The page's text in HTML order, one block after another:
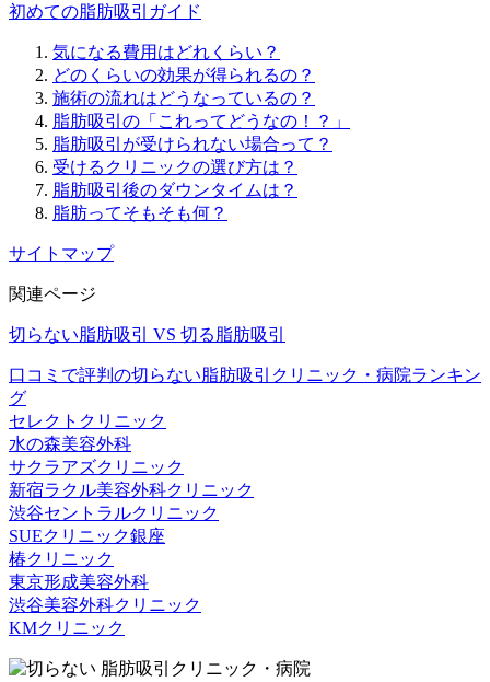
初めての脂肪吸引ガイド
気になる費用はどれくらい？
どのくらいの効果が得られるの？
施術の流れはどうなっているの？
脂肪吸引の「これってどうなの！？」
脂肪吸引が受けられない場合って？
受けるクリニックの選び方は？
脂肪吸引後のダウンタイムは？
脂肪ってそもそも何？
サイトマップ
関連ページ
切らない脂肪吸引 VS 切る脂肪吸引
口コミで評判の切らない脂肪吸引クリニック・病院ランキン
グ
セレクトクリニック
水の森美容外科
サクラアズクリニック
新宿ラクル美容外科クリニック
渋谷セントラルクリニック
SUEクリニック銀座
椿クリニック
東京形成美容外科
渋谷美容外科クリニック
KMクリニック